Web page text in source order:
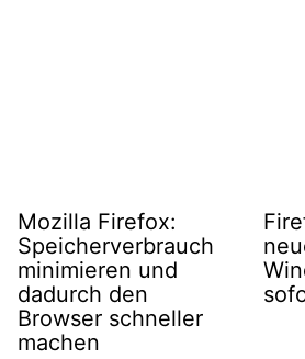
Mozilla Firefox:
Speicherverbrauch
minimieren und
dadurch den
Browser schneller
machen